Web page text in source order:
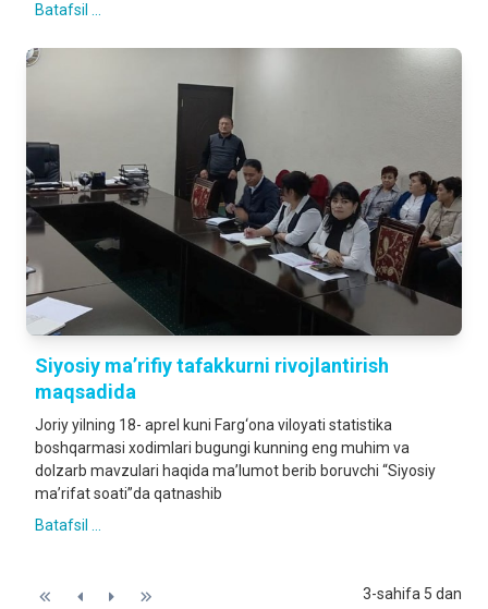
Batafsil ...
Siyosiy ma’rifiy tafakkurni rivojlantirish
maqsadida
Joriy yilning 18- aprel kuni Farg‘ona viloyati statistika
boshqarmasi xodimlari bugungi kunning eng muhim va
dolzarb mavzulari haqida ma’lumot berib boruvchi “Siyosiy
ma’rifat soati”da qatnashib
Batafsil ...
3-sahifa 5 dan